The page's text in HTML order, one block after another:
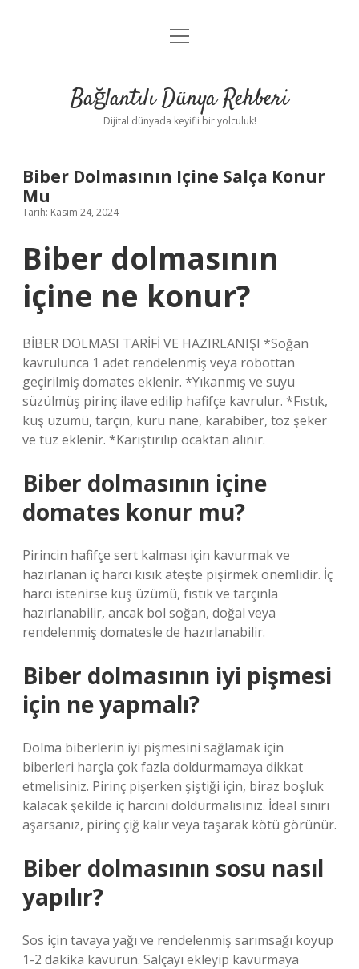
Anasayfa
Yasal Uyarı
menüyü
Bağlantılı Dünya Rehberi
Dijital dünyada keyifli bir yolculuk!
Biber Dolmasının Içine Salça Konur
Mu
Tarih: Kasım 24, 2024
Biber dolmasının
içine ne konur?
BİBER DOLMASI TARİFİ VE HAZIRLANIŞI *Soğan
kavrulunca 1 adet rendelenmiş veya robottan
geçirilmiş domates eklenir. *Yıkanmış ve suyu
süzülmüş pirinç ilave edilip hafifçe kavrulur. *Fıstık,
kuş üzümü, tarçın, kuru nane, karabiber, toz şeker
ve tuz eklenir. *Karıştırılıp ocaktan alınır.
Biber dolmasının içine
domates konur mu?
Pirincin hafifçe sert kalması için kavurmak ve
hazırlanan iç harcı kısık ateşte pişirmek önemlidir. İç
harcı istenirse kuş üzümü, fıstık ve tarçınla
hazırlanabilir, ancak bol soğan, doğal veya
rendelenmiş domatesle de hazırlanabilir.
Biber dolmasının iyi pişmesi
için ne yapmalı?
Dolma biberlerin iyi pişmesini sağlamak için
biberleri harçla çok fazla doldurmamaya dikkat
etmelisiniz. Pirinç pişerken şiştiği için, biraz boşluk
kalacak şekilde iç harcını doldurmalısınız. İdeal sınırı
aşarsanız, pirinç çiğ kalır veya taşarak kötü görünür.
Biber dolmasının sosu nasıl
yapılır?
Sos için tavaya yağı ve rendelenmiş sarımsağı koyup
1-2 dakika kavurun. Salçayı ekleyip kavurmaya